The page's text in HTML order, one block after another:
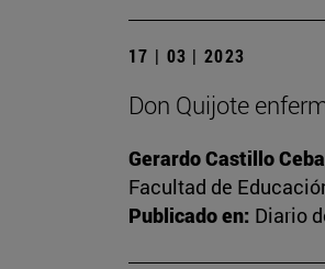
17 | 03 | 2023
Don Quijote
Gerardo Castillo
Facultad de
Publicado en: Diario